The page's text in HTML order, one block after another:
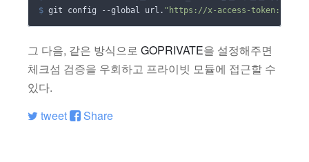
$ git config --global url. "https://x-access-token:
그 다음, 같은 방식으로 GOPRIVATE을 설정해주면
체크섬 검증을 우회하고 프라이빗 모듈에 접근할 수
있다.
tweet
Share